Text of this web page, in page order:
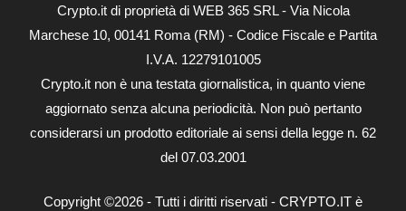
Crypto.it di proprietà di WEB 365 SRL - Via Nicola
Marchese 10, 00141 Roma (RM) - Codice Fiscale e Partita
I.V.A. 12279101005
Crypto.it non è una testata giornalistica, in quanto viene
aggiornato senza alcuna periodicità. Non può pertanto
considerarsi un prodotto editoriale ai sensi della legge n. 62
del 07.03.2001
Copyright ©2026 - Tutti i diritti riservati - CRYPTO.IT è